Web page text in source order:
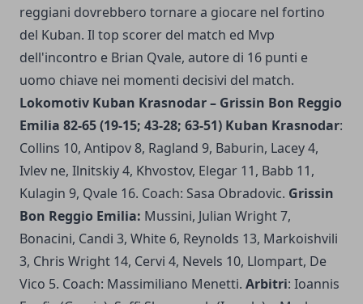
reggiani dovrebbero tornare a giocare nel fortino
del Kuban. Il top scorer del match ed Mvp
dell'incontro e Brian Qvale, autore di 16 punti e
uomo chiave nei momenti decisivi del match.
Lokomotiv Kuban Krasnodar – Grissin Bon Reggio
Emilia 82-65 (19-15; 43-28; 63-51) Kuban Krasnodar:
Collins 10, Antipov 8, Ragland 9, Baburin, Lacey 4,
Ivlev ne, Ilnitskiy 4, Khvostov, Elegar 11, Babb 11,
Kulagin 9, Qvale 16. Coach: Sasa Obradovic. Grissin
Bon Reggio Emilia: Mussini, Julian Wright 7,
Bonacini, Candi 3, White 6, Reynolds 13, Markoishvili
3, Chris Wright 14, Cervi 4, Nevels 10, Llompart, De
Vico 5. Coach: Massimiliano Menetti. Arbitri: Ioannis